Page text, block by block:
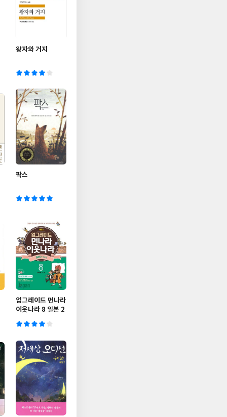
왕자와 거지
팍스
업그레이드 먼나라
이웃나라 8 일본 2